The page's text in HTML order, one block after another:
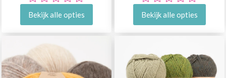
Bekijk alle opties Bekijk alle opties